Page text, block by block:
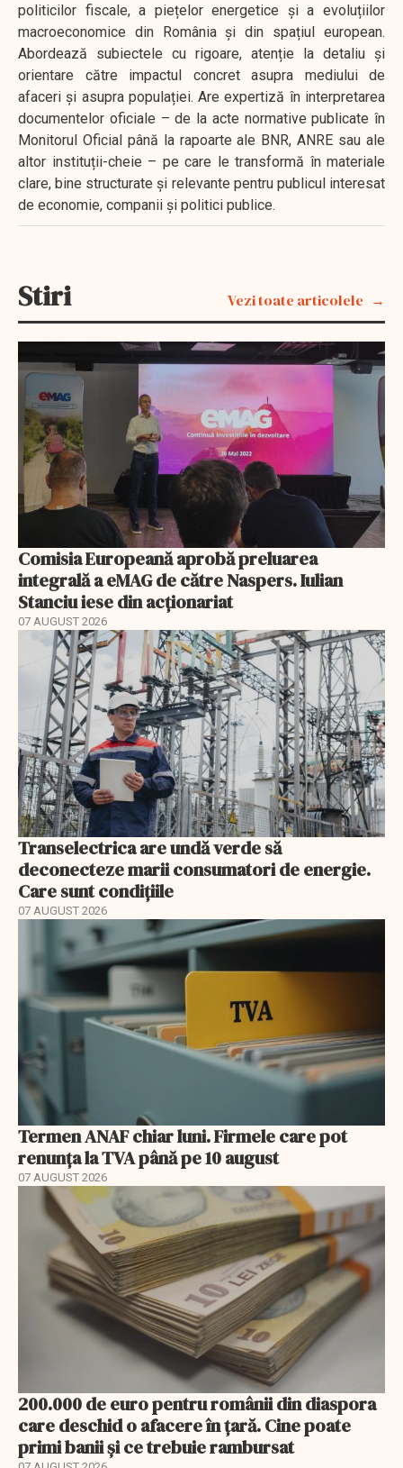
politicilor fiscale, a piețelor energetice și a evoluțiilor
macroeconomice din România și din spațiul european.
Abordează subiectele cu rigoare, atenție la detaliu și
orientare către impactul concret asupra mediului de
afaceri și asupra populației. Are expertiză în interpretarea
documentelor oficiale – de la acte normative publicate în
Monitorul Oficial până la rapoarte ale BNR, ANRE sau ale
altor instituții-cheie – pe care le transformă în materiale
clare, bine structurate și relevante pentru publicul interesat
de economie, companii și politici publice.
Stiri Vezi toate articolele
Comisia Europeană aprobă preluarea
integrală a eMAG de către Naspers. Iulian
Stanciu iese din acționariat
07 AUGUST 2026
Transelectrica are undă verde să
deconecteze marii consumatori de energie.
Care sunt condițiile
07 AUGUST 2026
Termen ANAF chiar luni. Firmele care pot
renunța la TVA până pe 10 august
07 AUGUST 2026
200.000 de euro pentru românii din diaspora
care deschid o afacere în țară. Cine poate
primi banii și ce trebuie rambursat